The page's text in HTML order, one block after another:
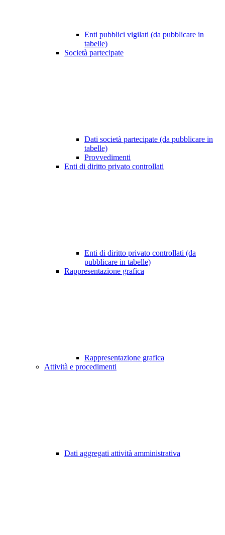
Enti pubblici vigilati (da pubblicare in
tabelle)
Società partecipate
Dati società partecipate (da pubblicare in
tabelle)
Provvedimenti
Enti di diritto privato controllati
Enti di diritto privato controllati (da
pubblicare in tabelle)
Rappresentazione grafica
Rappresentazione grafica
Attività e procedimenti
Dati aggregati attività amministrativa